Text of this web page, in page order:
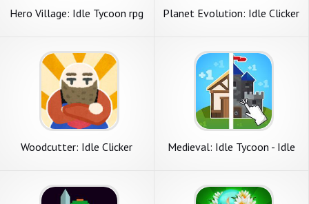
Hero Village: Idle Tycoon rpg Planet Evolution: Idle Clicker
Woodcutter: Idle Clicker
Medieval: Idle Tycoon - Idle